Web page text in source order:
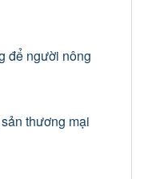
để người nông
thương mại